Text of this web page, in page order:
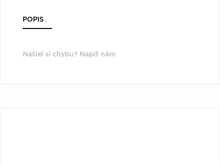
POPIS
Našiel si chybu? Napíš nám